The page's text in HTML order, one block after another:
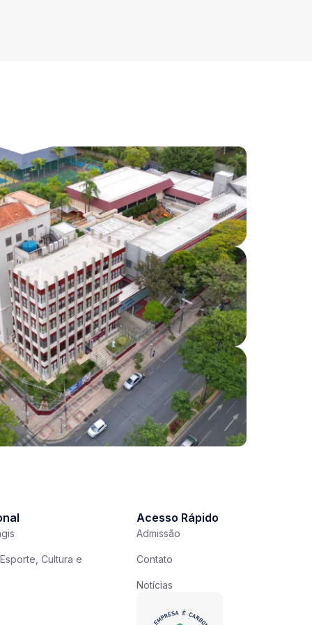
Cultura e
Acesso Rápido
Admissão
Contato
Notícias